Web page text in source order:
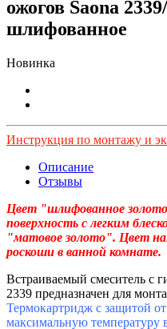
ожогов Saona
шлифованное
Новинка
Инструкция по монтажу и
Описание
Отзывы
Цвет "шлифованное
поверхность с легким
"матовое золото". Цвет
роскоши в ванной комнате.
Встраиваемый смеситель с
2339 предназначен для
Термокартридж с защитой
максимальную